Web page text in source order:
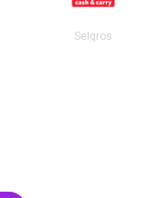
Selgros